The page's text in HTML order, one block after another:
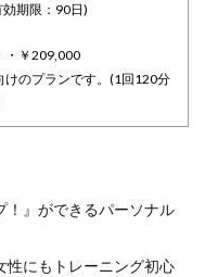
期限：90日)
・￥209,000
のプランです。(1回120分
！』ができるパーソナル
性にもトレーニング初心